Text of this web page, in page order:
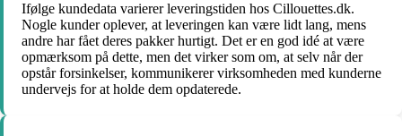
Ifølge kundedata varierer leveringstiden hos Cillouettes.dk.
Nogle kunder oplever, at leveringen kan være lidt lang, mens
andre har fået deres pakker hurtigt. Det er en god idé at være
opmærksom på dette, men det virker som om, at selv når der
opstår forsinkelser, kommunikerer virksomheden med kunderne
undervejs for at holde dem opdaterede.